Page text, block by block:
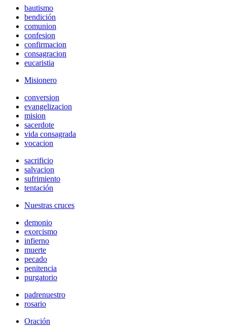
bautismo
bendición
comunion
confesion
confirmacion
consagracion
eucaristia
Misionero
conversion
evangelizacion
mision
sacerdote
vida consagrada
vocacion
sacrificio
salvacion
sufrimiento
tentación
Nuestras cruces
demonio
exorcismo
infierno
muerte
pecado
penitencia
purgatorio
padrenuestro
rosario
Oración